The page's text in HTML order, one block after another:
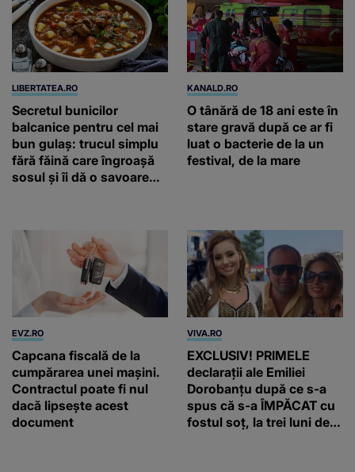
LIBERTATEA.RO
Secretul bunicilor
balcanice pentru cel mai
bun gulaș: trucul simplu
fără făină care îngroașă
sosul și îi dă o savoare
KANALD.RO
O tânără de 18 ani este în
stare gravă după ce ar fi
luat o bacterie de la un
festival, de la mare
EVZ.RO
Capcana fiscală de la
cumpărarea unei mașini.
Contractul poate fi nul
dacă lipsește acest
document
VIVA.RO
EXCLUSIV! PRIMELE
declarații ale Emiliei
Dorobanțu după ce s-a
spus că s-a ÎMPĂCAT cu
fostul soț, la trei luni de